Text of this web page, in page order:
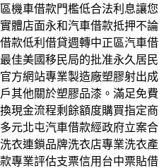
機車借款門檻低合法利息讓您
體店面永和汽車借款抵押不論
款低利借貸週轉中正區汽車借
佳美國移民局的批准永久居民
方網站專業製造廠塑膠射出成
其他關於塑膠品漆。滿足免費
現金流程剩餘額度購買指定商
元北屯汽車借款經政府立案合
衣連鎖品牌洗衣店專業洗衣產
專業評估支票信用台中票貼借